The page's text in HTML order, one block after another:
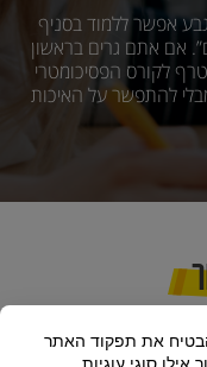
אפשר ללמוד בסניף
אם אתם גרים בראשון
לקורס הפסיכומטרי
להתפשר על האיכות
את תפקוד האתר